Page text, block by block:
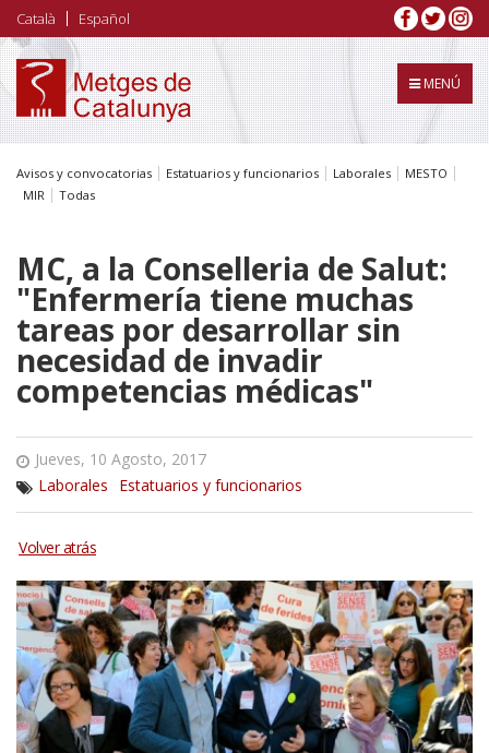
Pasar
al
contenido
principal
Català Español
MENÚ
Avisos y convocatorias Estatuarios y funcionarios Laborales
MESTO
MIR
Todas
MC, a la Conselleria de Salut:
"Enfermería tiene muchas
tareas por desarrollar sin
necesidad de invadir
competencias médicas"
Jueves, 10 Agosto, 2017
Laborales
Estatuarios y funcionarios